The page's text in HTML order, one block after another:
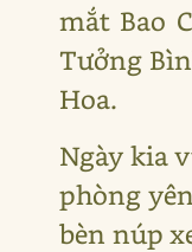
mắt Bao
Tưởng
Hoa.
Ngày kia
phòng
bèn núp